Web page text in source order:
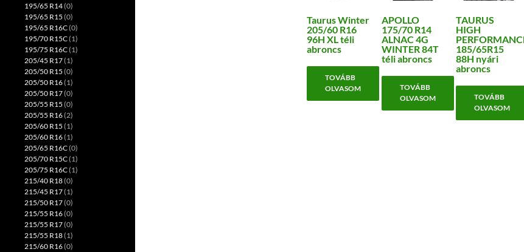
Taurus Winter
205/60 R16
96H XL téli
abroncs
TOVÁBB
OLVASOM
APOLLO
175/70 R14
ALNAC 4G
WINTER 84T
téli abroncs
TOVÁBB
OLVASOM
TAURUS
HIGH
185/65R15
88H nyári
abroncs
TOVÁBB
OLVASOM
195/65 R14(0)
195/65 R15 (0)
195/65 R16C(0)
195/70 R15C(1)
195/75 R16C(1)
205/45 R17(1)
205/50 R15 (0)
205/50 R16(1)
205/50 R17(0)
205/55 R15 (0)
205/55 R16(2)
205/60 R15 (1)
205/60 R16(1)
205/65 R16C(0)
205/70 R15C(1)
205/75 R16C(1)
215/40 R18(0)
215/45 R17(1)
215/50 R17(0)
215/55 R16(0)
215/55 R17(0)
215/55 R18(1)
215/60 R16(0)